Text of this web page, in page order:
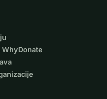
WhyDonate